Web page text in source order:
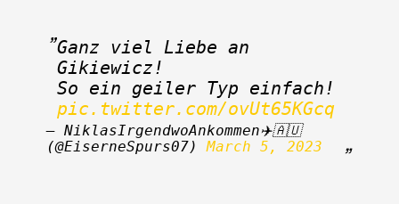
Ganz viel Liebe an
Gikiewicz!
pic.twitter.com/ovUt65KGcq
— NiklasIrgendwoAnkommen✈️🇦🇺
(@EiserneSpurs07) March 5, 2023